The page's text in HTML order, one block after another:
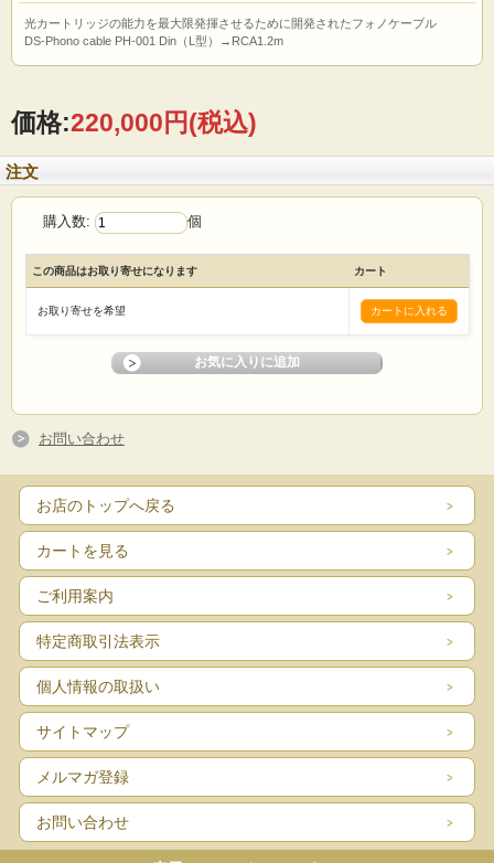
光カートリッジの能力を最大限発揮させるために開発されたフォノケーブル
DS-Phono cable PH-001 Din（L型）→RCA1.2m
価格:220,000円(税込)
注文
購入数: 個
この商品はお取り寄せになります カート
お取り寄せを希望
お問い合わせ
お店のトップへ戻る
カートを見る
ご利用案内
特定商取引法表示
個人情報の取扱い
サイトマップ
メルマガ登録
お問い合わせ